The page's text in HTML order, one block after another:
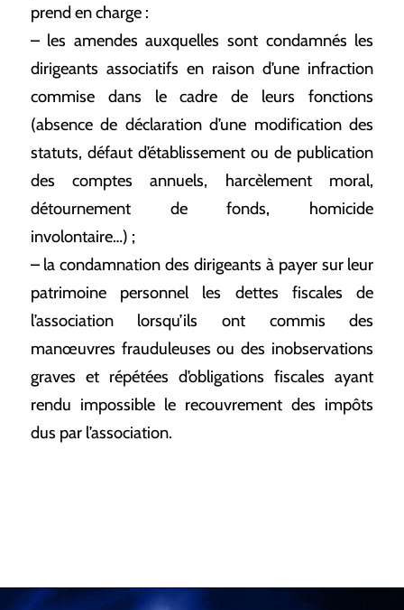
prend en charge :
– les amendes auxquelles sont condamnés les
dirigeants associatifs en raison d’une infraction
commise dans le cadre de leurs fonctions
(absence de déclaration d’une modification des
statuts, défaut d’établissement ou de publication
des comptes annuels, harcèlement moral,
détournement de fonds, homicide
involontaire…) ;
– la condamnation des dirigeants à payer sur leur
patrimoine personnel les dettes fiscales de
l’association lorsqu’ils ont commis des
manœuvres frauduleuses ou des inobservations
graves et répétées d’obligations fiscales ayant
rendu impossible le recouvrement des impôts
dus par l’association.